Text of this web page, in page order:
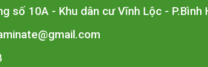
số 10A - Khu dân cư Vĩnh Lộc - P.Bình